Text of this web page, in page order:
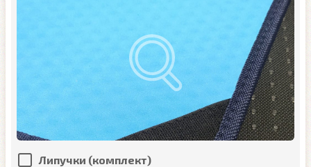
Липучки (комплект)